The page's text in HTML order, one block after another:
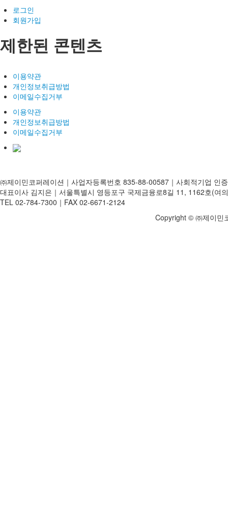
로그인
회원가입
제한된 콘텐츠
이용약관
개인정보취급방법
이메일수집거부
이용약관
개인정보취급방법
이메일수집거부
㈜제이민코퍼레이션｜사업자등록번호 835-88-00587｜사회적기업 인
대표이사 김지은｜서울특별시 영등포구 국제금융로8길 11, 1162호(여
TEL 02-784-7300｜FAX 02-6671-2124
Copyright © ㈜제이민